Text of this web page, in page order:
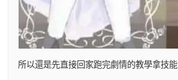
所以還是先直接回家跑完劇情的教學拿技能